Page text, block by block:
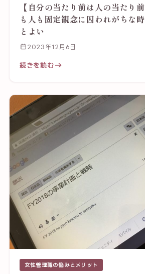
【自分の当たり前は人の当たり
も人も固定観念に囚われがちな
とよい
2023年12月6日
続きを読む
女性管理職の悩みとメリット